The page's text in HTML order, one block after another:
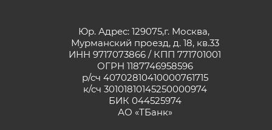
Юр. Адрес: 129075,г. Москва,
Мурманский проезд, д. 18, кв.33
ИНН 9717073866 / КПП 771701001
ОГРН 1187746958596
р/сч 40702810410000761715
к/сч 30101810145250000974
БИК 044525974
АО «ТБанк»